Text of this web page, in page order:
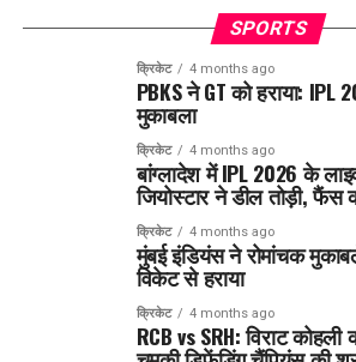
SPORTS
क्रिकेट 4 months ago
PBKS ने GT को हराया: IPL
मुकाबला
क्रिकेट 4 months ago
बांग्लादेश में IPL 2026 के
जियोस्टार ने डील तोड़ी, फैंस
क्रिकेट 4 months ago
मुंबई इंडियंस ने रोमांचक
विकेट से हराया
क्रिकेट 4 months ago
RCB vs SRH: विराट कोहली